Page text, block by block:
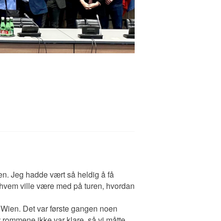
Jeg hadde vært så heldig å få
ville være med på turen, hvordan
Det var første gangen noen